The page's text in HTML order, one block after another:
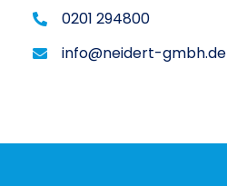
0201 294800
info@neidert-gmbh.de